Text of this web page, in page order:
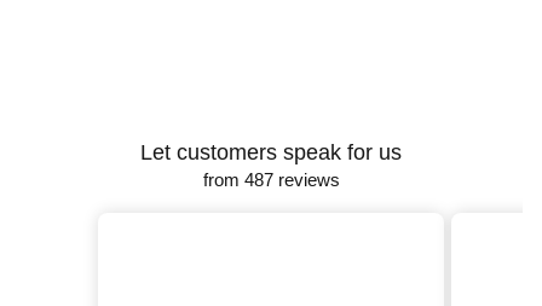
Let customers speak for us
from 487 reviews